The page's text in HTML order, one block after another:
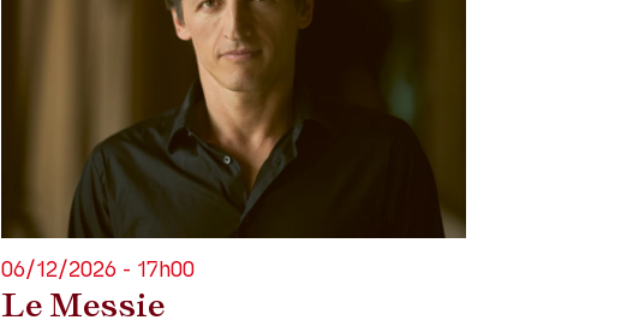
Le Messie
06/12/2026 - 17h00